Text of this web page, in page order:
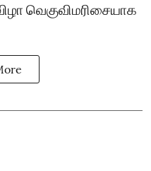
வெகுவிமரிசையாக